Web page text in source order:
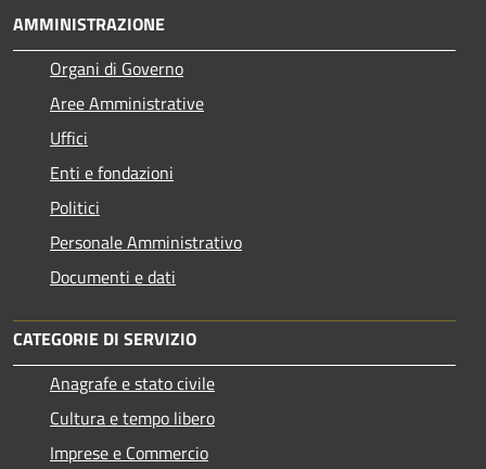
AMMINISTRAZIONE
Organi di Governo
Aree Amministrative
Uffici
Enti e fondazioni
Politici
Personale Amministrativo
Documenti e dati
CATEGORIE DI SERVIZIO
Anagrafe e stato civile
Cultura e tempo libero
Imprese e Commercio